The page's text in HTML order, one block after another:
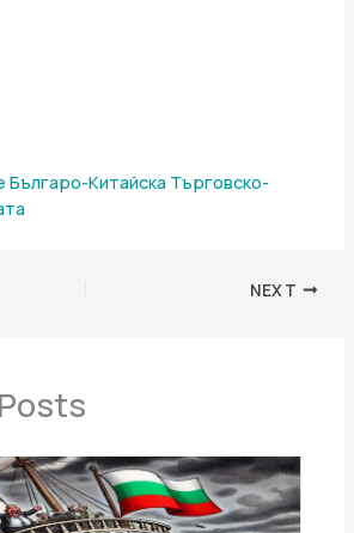
Българо-Китайска Търговско-
NEXT